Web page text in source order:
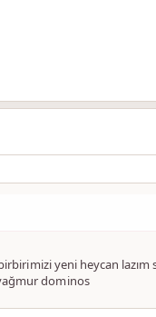
yeni heycan
dominos